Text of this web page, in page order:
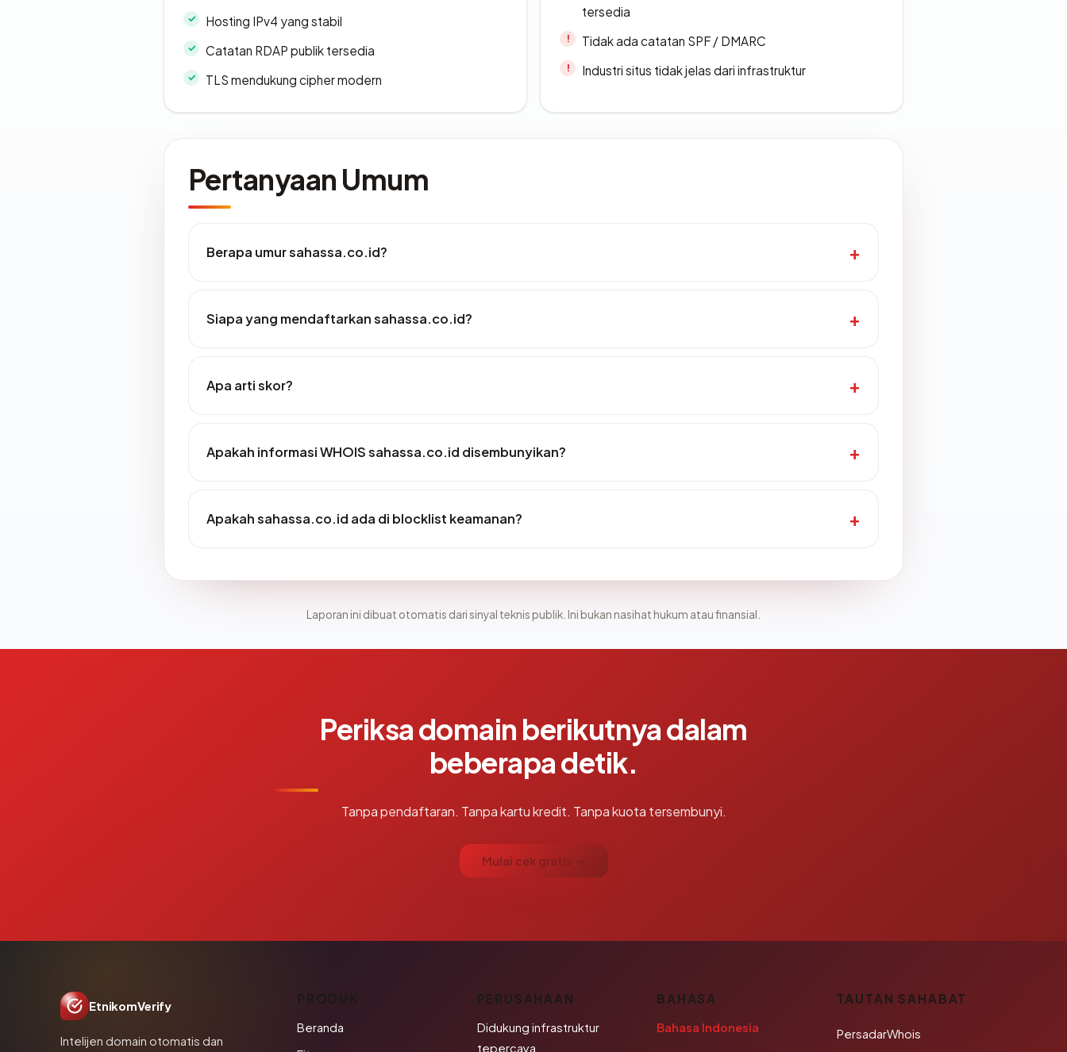
Hosting IPv4 yang stabil
Catatan RDAP publik tersedia
TLS mendukung cipher modern
tersedia
Tidak ada catatan SPF / DMARC
Industri situs tidak jelas dari infrastruktur
Pertanyaan Umum
Berapa umur sahassa.co.id?
Siapa yang mendaftarkan sahassa.co.id?
Apa arti skor?
Apakah informasi WHOIS sahassa.co.id disembunyikan?
Apakah sahassa.co.id ada di blocklist keamanan?
Laporan ini dibuat otomatis dari sinyal teknis publik. Ini bukan nasihat hukum atau finansial.
Periksa domain berikutnya dalam
beberapa detik.
Tanpa pendaftaran. Tanpa kartu kredit. Tanpa kuota tersembunyi.
Mulai cek gratis →
EtnikomVerify
Intelijen domain otomatis dan
PRODUK
Beranda
PERUSAHAAN
Didukung infrastruktur
tepercaya
BAHASA
Bahasa Indonesia
TAUTAN SAHABAT
PersadarWhois